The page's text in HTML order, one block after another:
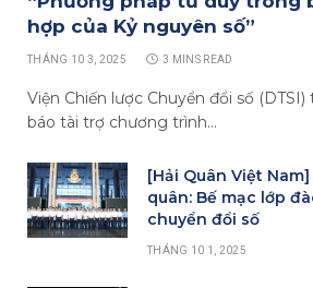
hợp của Kỷ nguyên số”
THÁNG 10 3, 2025 3 MINS READ
Viện Chiến lược Chuyển đổi số
báo tài trợ chương trình…
[Hải Quân Việt
quân: Bế mạc lớp
chuyển đổi số
THÁNG 10 1, 2025